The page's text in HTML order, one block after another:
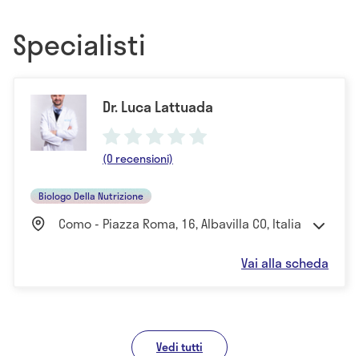
Specialisti
Dr. Luca Lattuada
(0 recensioni)
Biologo Della Nutrizione
Como - Piazza Roma, 16, Albavilla CO, Italia
Vai alla scheda
Vedi tutti